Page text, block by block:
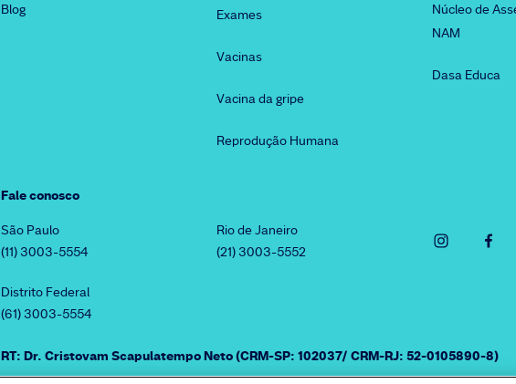
Blog Exames
Vacinas
Vacina da gripe
Reprodução Humana
Núcleo de
NAM
Dasa Educa
Fale conosco
São Paulo
(11) 3003-5554
Rio de Janeiro
(21) 3003-5552
Distrito Federal
(61) 3003-5554
RT: Dr. Cristovam Scapulatempo Neto (CRM-SP: 102037/ CRM-RJ: 52-0105890-8)